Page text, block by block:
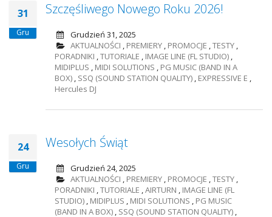
31
Gru
Szczęśliwego Nowego Roku 2026!
Grudzień 31, 2025
AKTUALNOŚCI , PREMIERY , PROMOCJE ,TESTY ,
PORADNIKI ,TUTORIALE , IMAGE LINE (FL STUDIO) ,
MIDIPLUS , MIDI SOLUTIONS , PG MUSIC (BAND IN A
BOX) , SSQ (SOUND STATION QUALITY) , EXPRESSIVE E ,
Hercules DJ
24
Gru
Wesołych Świąt
Grudzień 24, 2025
AKTUALNOŚCI , PREMIERY , PROMOCJE ,TESTY ,
PORADNIKI ,TUTORIALE ,AIRTURN , IMAGE LINE (FL
STUDIO) , MIDIPLUS , MIDI SOLUTIONS , PG MUSIC
(BAND IN A BOX) , SSQ (SOUND STATION QUALITY) ,